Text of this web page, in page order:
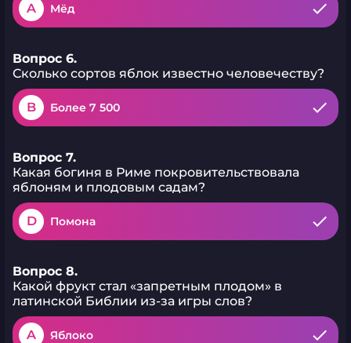
A Мёд
Вопрос 6.
Сколько сортов яблок известно человечеству?
B Более 7 500
Вопрос 7.
Какая богиня в Риме покровительствовала
яблоням и плодовым садам?
D Помона
Вопрос 8.
Какой фрукт стал «запретным плодом» в
латинской Библии из-за игры слов?
A Яблоко